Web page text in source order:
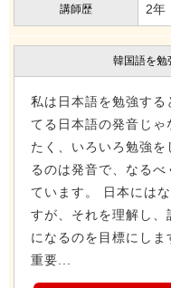
講師歴 2年
韓国語を勉
私は日本語を勉強す
てる日本語の発音じゃ
たく、いろいろ勉強
るのは発音で、なる
ています。 日本には
すが、それを理解し
になるのを目標にし
重要...